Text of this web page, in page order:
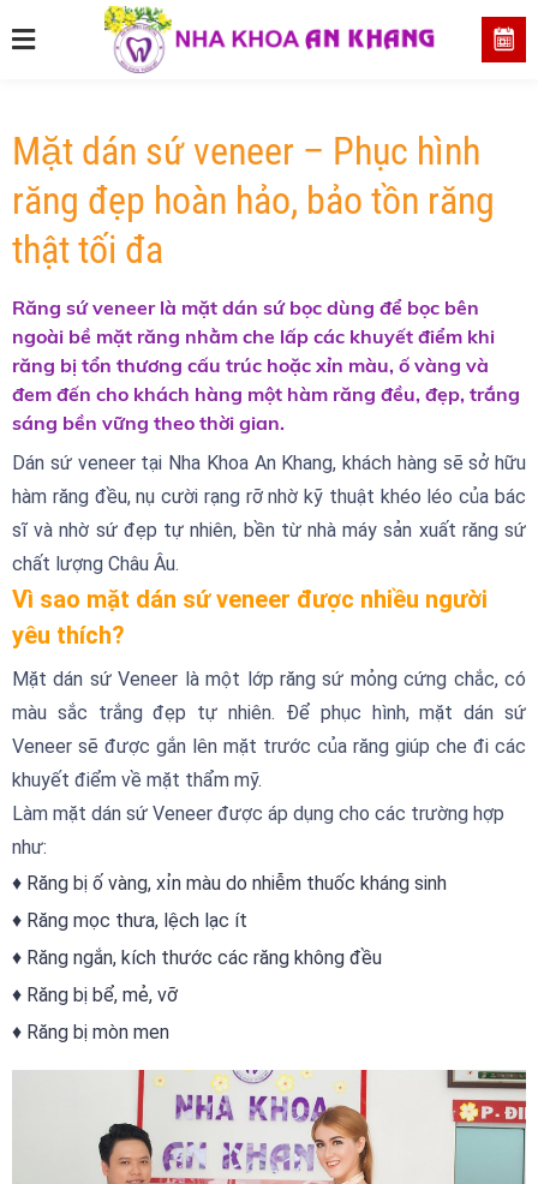
Mặt dán sứ veneer – Phục hình
răng đẹp hoàn hảo, bảo tồn răng
thật tối đa
Răng sứ veneer là mặt dán sứ bọc dùng để bọc bên
ngoài bề mặt răng nhằm che lấp các khuyết điểm khi
răng bị tổn thương cấu trúc hoặc xỉn màu, ố vàng và
đem đến cho khách hàng một hàm răng đều, đẹp, trắng
sáng bền vững theo thời gian.
Dán sứ veneer tại Nha Khoa An Khang, khách hàng sẽ sở hữu
hàm răng đều, nụ cười rạng rỡ nhờ kỹ thuật khéo léo của bác
sĩ và nhờ sứ đẹp tự nhiên, bền từ nhà máy sản xuất răng sứ
chất lượng Châu Âu.
Vì sao mặt dán sứ veneer được nhiều người
yêu thích?
Mặt dán sứ Veneer là một lớp răng sứ mỏng cứng chắc, có
màu sắc trắng đẹp tự nhiên. Để phục hình, mặt dán sứ
Veneer sẽ được gắn lên mặt trước của răng giúp che đi các
khuyết điểm về mặt thẩm mỹ.
Làm mặt dán sứ Veneer được áp dụng cho các trường hợp
như:
♦ Răng bị ố vàng, xỉn màu do nhiễm thuốc kháng sinh
♦ Răng mọc thưa, lệch lạc ít
♦ Răng ngắn, kích thước các răng không đều
♦ Răng bị bể, mẻ, vỡ
♦ Răng bị mòn men